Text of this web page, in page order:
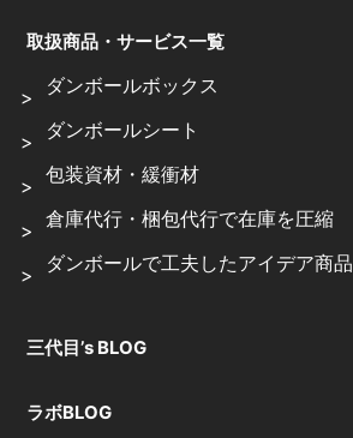
取扱商品・サービス一覧
ダンボールボックス
ダンボールシート
包装資材・緩衝材
倉庫代行・梱包代行で在庫を圧縮
ダンボールで工夫したアイデア商品
三代目’s BLOG
ラボBLOG